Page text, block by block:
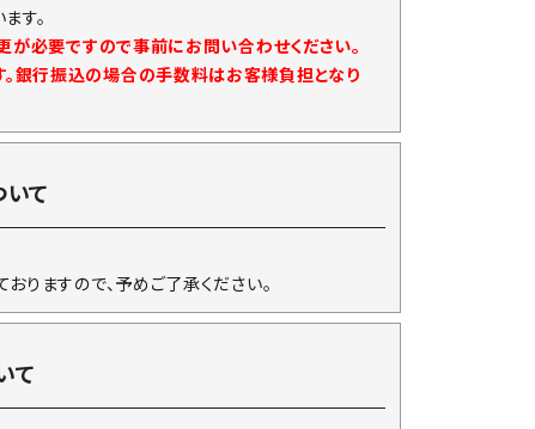
す。
が必要ですので事前にお問い合わせください。
銀行振込の場合の手数料はお客様負担となり
て
りますので、予めご了承ください。
て